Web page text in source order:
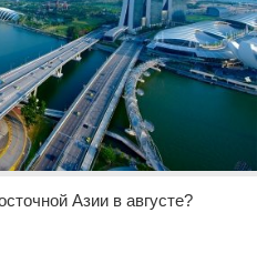
Азии в августе?